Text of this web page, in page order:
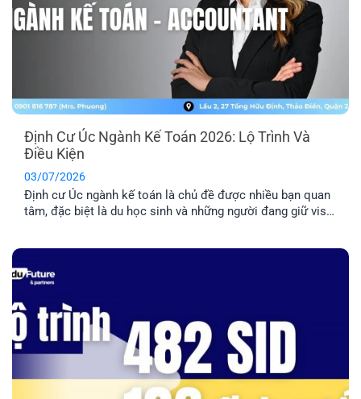
Định Cư Úc Ngành Kế Toán 2026: Lộ Trình Và
Điều Kiện
03/07/2026
Định cư Úc ngành kế toán là chủ đề được nhiều bạn quan
tâm, đặc biệt là du học sinh và những người đang giữ visa